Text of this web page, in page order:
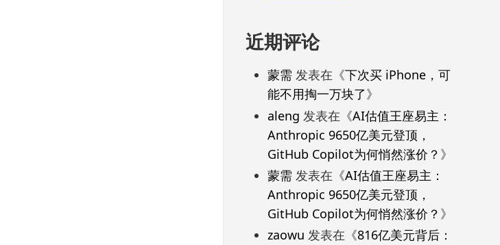
近期评论
蒙需发表在《下次买 iPhone，可
能不用掏一万块了》
aleng 发表在《AI估值王座易主：
Anthropic 9650亿美元登顶，
GitHub Copilot为何悄然涨价？ 》
蒙需发表在《AI估值王座易主：
Anthropic 9650亿美元登顶，
GitHub Copilot为何悄然涨价？ 》
zaowu 发表在《816亿美元背后：